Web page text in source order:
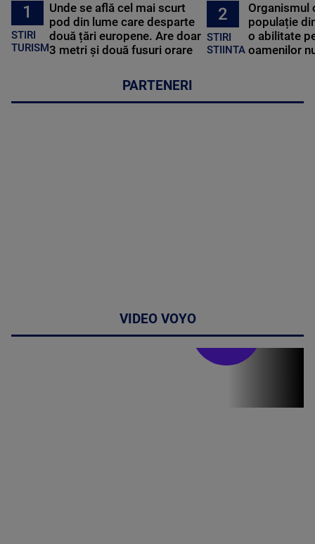
1
STIRI
TURISM
Unde se află cel mai scurt
pod din lume care desparte
două țări europene. Are doar
3 metri și două fusuri orare
2
STIRI
STIINTA
Organismul
populație
o abilitate
oamenilor
PARTENERI
VIDEO VOYO